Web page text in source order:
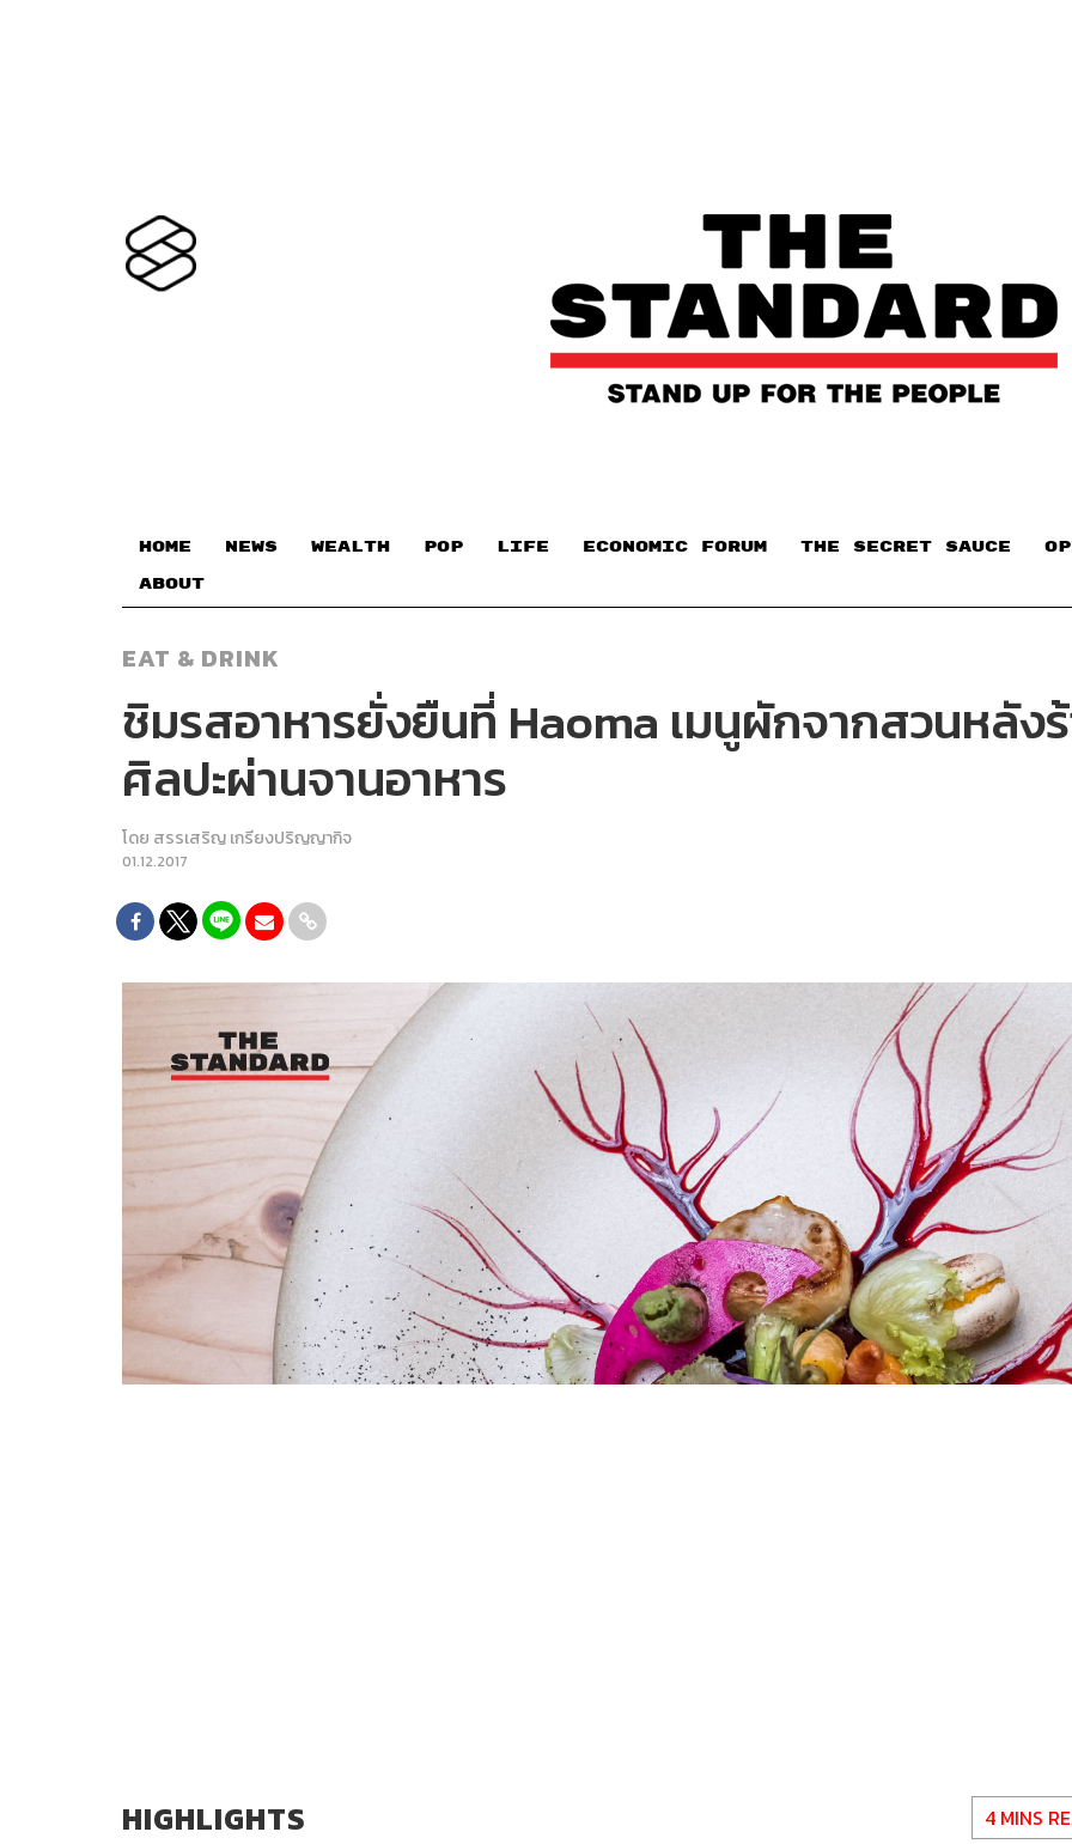
HOME NEWS WEALTH POP LIFE ECONOMIC FORUM THE SECRET SAUCE​
ABOUT
EAT & DRINK
ชิมรสอาหารยั่งยืนที่ Haoma เมนูผักจากสวนหลัง
ศิลปะผ่านจานอาหาร
โดย สรรเสริญ เกรียงปริญญากิจ
01.12.2017
HIGHLIGHTS 4 MINS